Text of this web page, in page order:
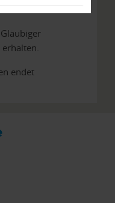
endet